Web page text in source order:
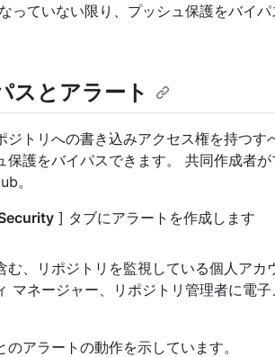
っていない限り、プッシュ保護をバイパ
スとアラート
トリへの書き込みアクセス権を持つす
護をバイパスできます。 共同作成者が
。
] タブにアラートを作成します
、リポジトリを監視している個人アカ
マネージャー、リポジトリ管理者に電
アラートの動作を示しています。